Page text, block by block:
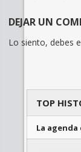
DEJAR UN
Lo siento, debes
TOP
La